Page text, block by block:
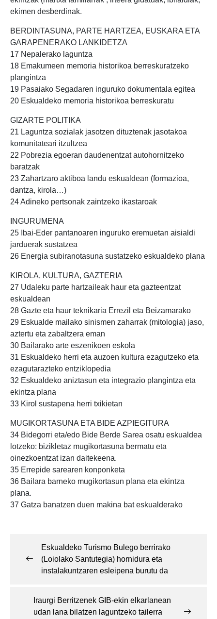
ekimen desberdinak.
BERDINTASUNA, PARTE HARTZEA, EUSKARA ETA
GARAPENERAKO LANKIDETZA
17 Nepalerako laguntza
18 Emakumeen memoria historikoa berreskuratzeko
plangintza
19 Pasaiako Segadaren inguruko dokumentala egitea
20 Eskualdeko memoria historikoa berreskuratu
GIZARTE POLITIKA
21 Laguntza sozialak jasotzen dituztenak jasotakoa
komunitateari itzultzea
22 Pobrezia egoeran daudenentzat autohornitzeko
baratzak
23 Zahartzaro aktiboa landu eskualdean (formazioa,
dantza, kirola…)
24 Adineko pertsonak zaintzeko ikastaroak
INGURUMENA
25 Ibai-Eder pantanoaren inguruko eremuetan aisialdi
jarduerak sustatzea
26 Energia subiranotasuna sustatzeko eskualdeko plana
KIROLA, KULTURA, GAZTERIA
27 Udaleku parte hartzaileak haur eta gazteentzat
eskualdean
28 Gazte eta haur teknikaria Errezil eta Beizamarako
29 Eskualde mailako sinismen zaharrak (mitologia) jaso,
aztertu eta zabaltzera eman
30 Bailarako arte eszenikoen eskola
31 Eskualdeko herri eta auzoen kultura ezagutzeko eta
ezagutarazteko entziklopedia
32 Eskualdeko aniztasun eta integrazio plangintza eta
ekintza plana
33 Kirol sustapena herri txikietan
MUGIKORTASUNA ETA BIDE AZPIEGITURA
34 Bidegorri eta/edo Bide Berde Sarea osatu eskualdea
lotzeko: bizikletaz mugikortasuna bermatu eta
oinezkoentzat izan daitekeena.
35 Errepide sarearen konponketa
36 Bailara barneko mugikortasun plana eta ekintza
plana.
37 Gatza banatzen duen makina bat eskualderako
Eskualdeko Turismo Bulego berrirako
(Loiolako Santutegia) hornidura eta
instalakuntzaren esleipena burutu da
Iraurgi Berritzenek GIB-ekin elkarlanean
udan lana bilatzen laguntzeko tailerra